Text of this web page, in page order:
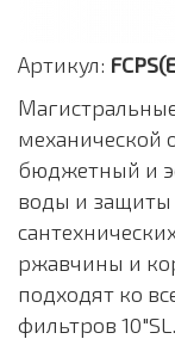
Артикул:
механической
бюджетный и
воды и защиты
ржавчины и
подходят ко
фильтров